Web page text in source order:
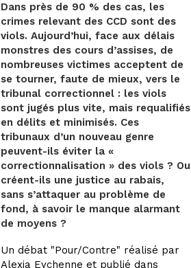
Dans près de 90 % des cas, les
crimes relevant des CCD sont des
viols. Aujourd’hui, face aux délais
monstres des cours d’assises, de
nombreuses victimes acceptent de
se tourner, faute de mieux, vers le
tribunal correctionnel : les viols
sont jugés plus vite, mais requalifiés
en délits et minimisés. Ces
tribunaux d’un nouveau genre
peuvent-ils éviter la «
correctionnalisation » des viols ? Ou
créent-ils une justice au rabais,
sans s’attaquer au problème de
fond, à savoir le manque alarmant
de moyens ?
Un débat "Pour/Contre" réalisé par
Alexia Eychenne et publié dans